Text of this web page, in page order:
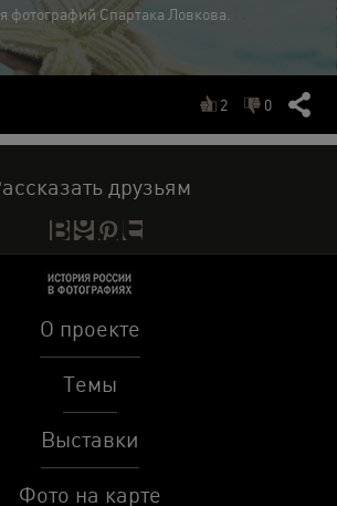
фотографий Спартака Ловкова.
2 0
друзьям
О проекте
Темы
Выставки
Фото на карте